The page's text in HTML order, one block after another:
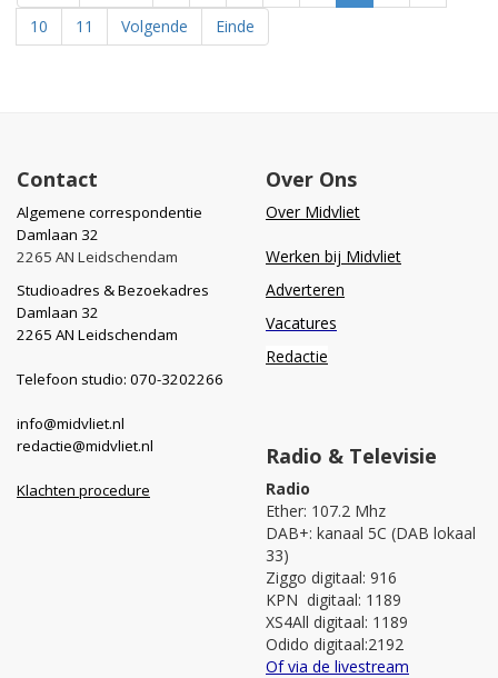
10
11 Volgende Einde
Contact
Algemene correspondentie
Damlaan 32
2265 AN Leidschendam
Studioadres & Bezoekadres
Damlaan 32
2265 AN Leidschendam
Telefoon studio: 070-3202266
info@midvliet.nl
redactie@midvliet.nl
Klachten procedure
Over Ons
Over Midvliet
Werken bij Midvliet
Adverteren
Vacatures
Redactie
Radio & Televisie
Radio
Ether: 107.2 Mhz
DAB+: kanaal 5C (DAB lokaal
33)
Ziggo digitaal: 916
KPN digitaal: 1189
XS4All digitaal: 1189
Odido digitaal:2192
Of via de livestream